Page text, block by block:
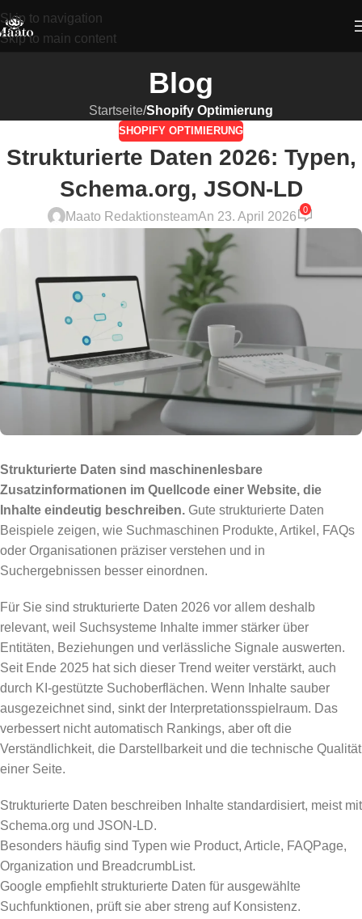
Skip to navigation
Skip to main content
Blog
Startseite/Shopify Optimierung
SHOPIFY OPTIMIERUNG
Strukturierte Daten 2026: Typen,
Schema.org, JSON-LD
Maato RedaktionsteamAn 23. April 2026
0
Strukturierte Daten sind maschinenlesbare
Zusatzinformationen im Quellcode einer Website, die
Inhalte eindeutig beschreiben. Gute strukturierte Daten
Beispiele zeigen, wie Suchmaschinen Produkte, Artikel, FAQs
oder Organisationen präziser verstehen und in
Suchergebnissen besser einordnen.
Für Sie sind strukturierte Daten 2026 vor allem deshalb
relevant, weil Suchsysteme Inhalte immer stärker über
Entitäten, Beziehungen und verlässliche Signale auswerten.
Seit Ende 2025 hat sich dieser Trend weiter verstärkt, auch
durch KI-gestützte Suchoberflächen. Wenn Inhalte sauber
ausgezeichnet sind, sinkt der Interpretationsspielraum. Das
verbessert nicht automatisch Rankings, aber oft die
Verständlichkeit, die Darstellbarkeit und die technische Qualität
einer Seite.
Strukturierte Daten beschreiben Inhalte standardisiert, meist mit
Schema.org und JSON-LD.
Besonders häufig sind Typen wie Product, Article, FAQPage,
Organization und BreadcrumbList.
Google empfiehlt strukturierte Daten für ausgewählte
Suchfunktionen, prüft sie aber streng auf Konsistenz.